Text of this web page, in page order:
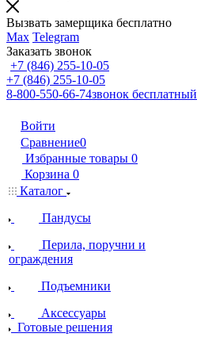
Вызвать замерщика бесплатно
Max Telegram
Заказать звонок
+7 (846) 255-10-05
+7 (846) 255-10-05
8-800-550-66-74звонок бесплатный
Войти
Сравнение0
Избранные товары 0
Корзина 0
Каталог
Пандусы
Перила, поручни и
ограждения
Подъемники
Аксессуары
Готовые решения